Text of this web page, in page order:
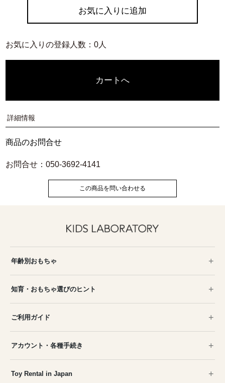
お気に入りに追加
お気に入りの登録人数：0人
カートへ
詳細情報
商品のお問合せ
お問合せ：050-3692-4141
この商品を問い合わせる
年齢別おもちゃ
知育・おもちゃ選びのヒント
ご利用ガイド
アカウント・各種手続き
Toy Rental in Japan